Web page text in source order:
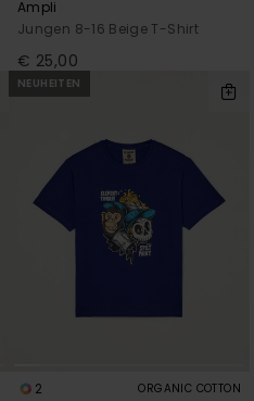
Ampli
Jungen 8-16 Beige T-Shirt
€ 25,00
NEUHEITEN
2 ORGANIC COTTON